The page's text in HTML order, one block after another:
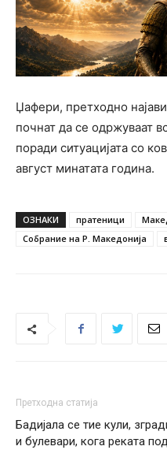
Џафери, претходно
почнат да се одржуваат
поради ситуацијата со
август минатата година.
ОЗНАКИ пратеници
Собрание на Р. Македонија
Претходна статија
Бадијала се тие кули,
и булевари, кога реката под